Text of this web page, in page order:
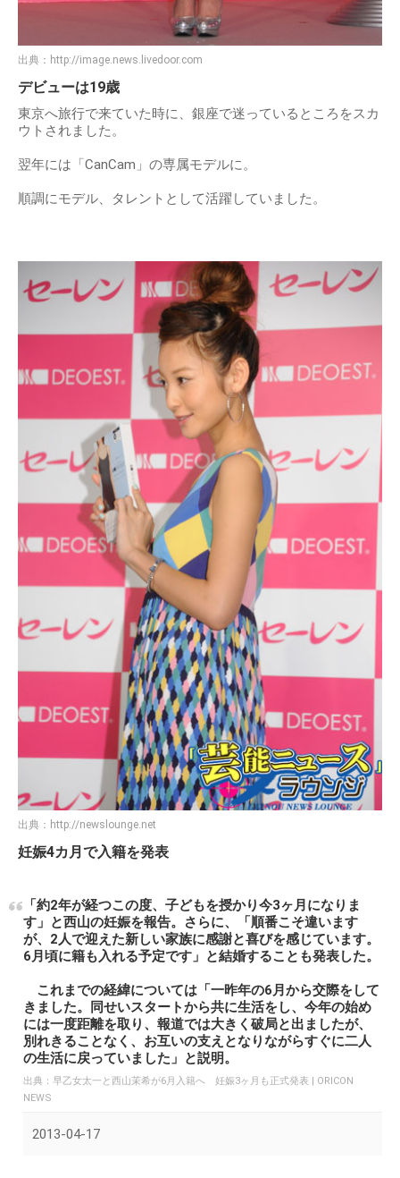
出典： http://image.news.livedoor.com
デビューは19歳
東京へ旅行で来ていた時に、銀座で迷っているところをスカ
ウトされました。
翌年には「CanCam」の専属モデルに。
順調にモデル、タレントとして活躍していました。
出典： http://newslounge.net
妊娠4カ月で入籍を発表
「約2年が経つこの度、子どもを授かり今3ヶ月になりま
す」と西山の妊娠を報告。さらに、「順番こそ違います
が、2人で迎えた新しい家族に感謝と喜びを感じています。
6月頃に籍も入れる予定です」と結婚することも発表した。
これまでの経緯については「一昨年の6月から交際をして
きました。同せいスタートから共に生活をし、今年の始め
には一度距離を取り、報道では大きく破局と出ましたが、
別れきることなく、お互いの支えとなりながらすぐに二人
の生活に戻っていました」と説明。
出典： 早乙女太一と西山茉希が6月入籍へ 妊娠3ヶ月も正式発表 | ORICON
NEWS
2013-04-17